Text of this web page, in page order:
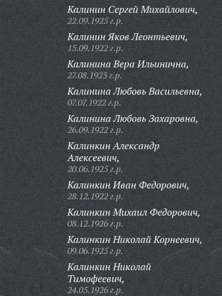
Калинин Сергей Михайлович,
22.09.1925 г.р.
Калинин Яков Леонтьевич,
15.09.1922 г.р.
Калинина Вера Ильинична,
27.08.1923 г.р.
Калинина Любовь Васильевна,
07.07.1922 г.р.
Калинина Любовь Захаровна,
26.09.1922 г.р.
Калинкин Александр
Алексеевич,
20.06.1925 г.р.
Калинкин Иван Федорович,
28.12.1922 г.р.
Калинкин Михаил Федорович,
08.12.1926 г.р.
Калинкин Николай Корнеевич,
09.06.1925 г.р.
Калинкин Николай
Тимофеевич,
24.05.1926 г.р.